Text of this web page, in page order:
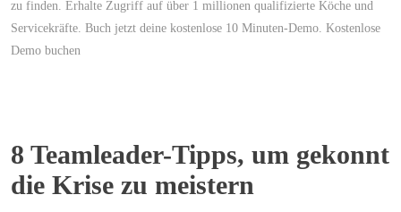
zu finden. Erhalte Zugriff auf über 1 millionen qualifizierte Köche und
Servicekräfte. Buch jetzt deine kostenlose 10 Minuten-Demo. Kostenlose
Demo buchen
8 Teamleader-Tipps, um gekonnt
die Krise zu meistern